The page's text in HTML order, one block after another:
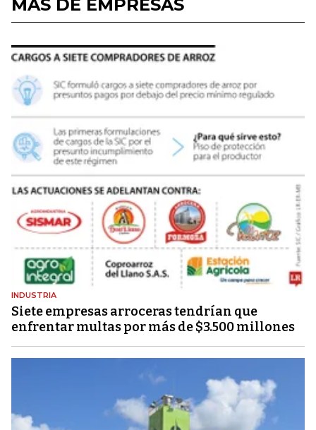
MÁS DE EMPRESAS
INDUSTRIA
Siete empresas arroceras tendrían que
enfrentar multas por más de $3.500 millones